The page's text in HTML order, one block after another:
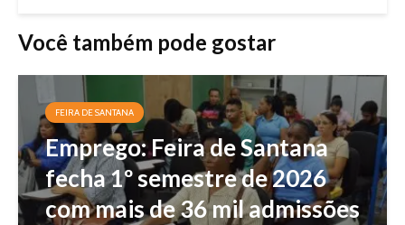
Você também pode gostar
FEIRA DE SANTANA
Emprego: Feira de Santana
fecha 1º semestre de 2026
com mais de 36 mil admissões